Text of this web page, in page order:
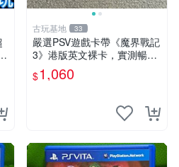
古玩基地 33
嚴選PSV遊戲卡帶《魔界戰記
3》港版英文裸卡，實測暢玩
無障礙，限索尼PSV機器運行
psv 港版 魔界戰記3
$1,060